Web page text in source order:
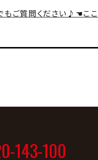
ご質問ください♪☚ここ
143-100